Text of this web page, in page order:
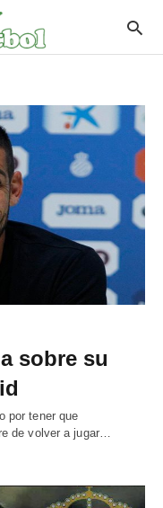
sobre su
por tener que
de volver a jugar…